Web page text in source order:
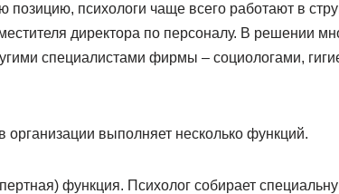
позицию, психологи чаще всего работают в
директора по персоналу. В решении
специалистами фирмы – социологами,
организации выполняет несколько функций.
функция. Психолог собирает